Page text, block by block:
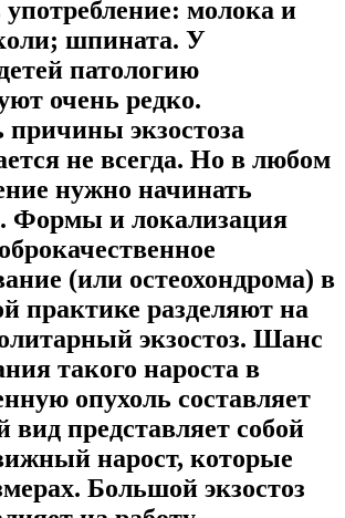
молока и
шпината. У
патологию
очень редко.
причины экзостоза
не всегда. Но в любом
нужно начинать
Формы и локализация
(или остеохондрома) в
практике разделяют на
экзостоз. Шанс
такого нароста в
опухоль составляет
представляет собой
нарост, которые
Большой экзостоз